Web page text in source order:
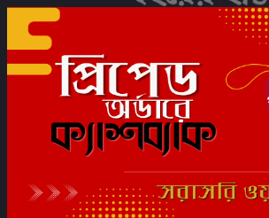
যোগাযোগের তথ্য
ফোন:
+91 7044472233